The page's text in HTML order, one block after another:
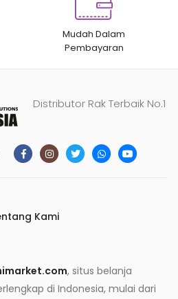
Mudah Dalam
Pembayaran
Distributor Rak Terbaik No.1
Kami
, situs belanja
di Indonesia, mulai dari